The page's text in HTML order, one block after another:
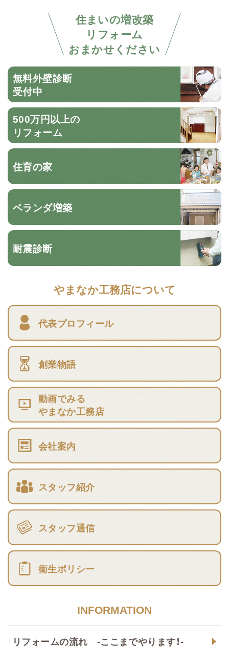
住まいの増改築
リフォーム
おまかせください
無料外壁診断
受付中
500万円以上の
リフォーム
住育の家
ベランダ増築
耐震診断
やまなか工務店について
代表プロフィール
創業物語
動画でみる
やまなか工務店
会社案内
スタッフ紹介
スタッフ通信
衛生ポリシー
INFORMATION
リフォームの流れ -ここまでやります！-